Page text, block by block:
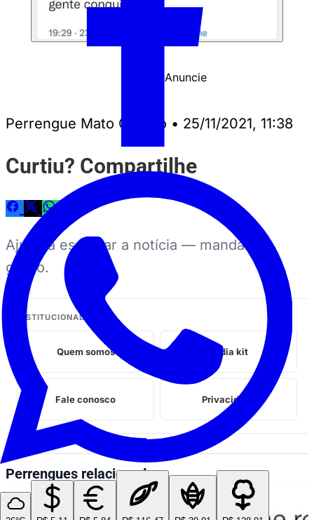
PUBLICIDADEAnuncie
Perrengue Mato Grosso • 25/11/2021, 11:38
Curtiu? Compartilhe
Ajuda a espalhar a notícia — manda no
grupo.
INSTITUCIONAL
Quem somos Midia kit
Fale conosco Privacidade
Perrengues relacionados